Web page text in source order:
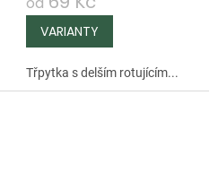
Třpytka s delším rotujícím...